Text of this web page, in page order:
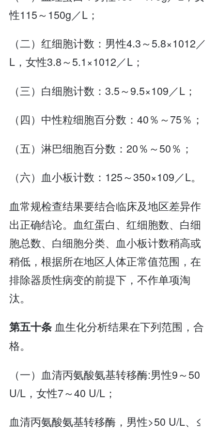
性115～150g／L；
（二）红细胞计数：男性4.3～5.8×1012／
L，女性3.8～5.1×1012／L；
（三）白细胞计数：3.5～9.5×109／L；
（四）中性粒细胞百分数：40％～75％；
（五）淋巴细胞百分数：20％～50％；
（六）血小板计数：125～350×109／L。
血常规检查结果要结合临床及地区差异作
出正确结论。血红蛋白、红细胞数、白细
胞总数、白细胞分类、血小板计数稍高或
稍低，根据所在地区人体正常值范围，在
排除器质性病变的前提下，不作单项淘
汰。
第五十条血生化分析结果在下列范围，合
格。
（一）血清丙氨酸氨基转移酶:男性9～50
U/L，女性7～40 U/L；
血清丙氨酸氨基转移酶，男性>50 U/L、≤